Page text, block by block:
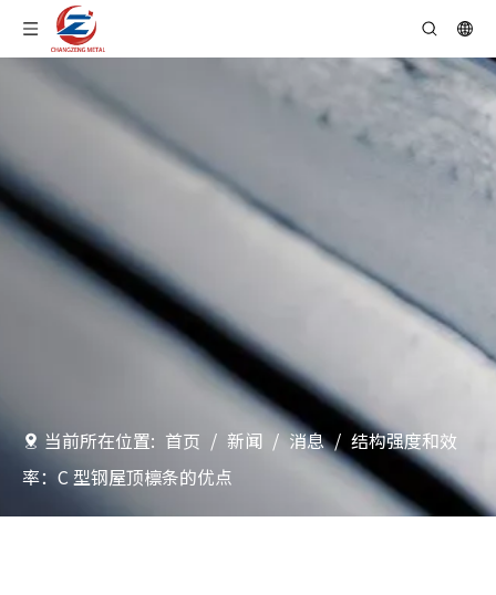
当前所在位置: 首页 / 新闻 / 消息 / 结构强度和效
率：C 型钢屋顶檩条的优点